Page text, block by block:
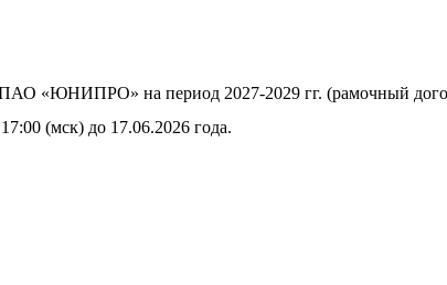
«ЮНИПРО» на период 2027-2029 гг. (рамочный
(мск) до 17.06.2026 года.